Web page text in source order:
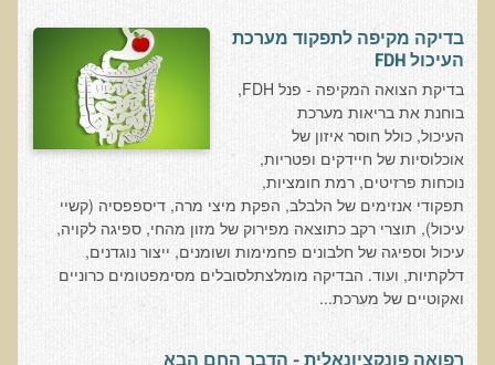
איפה נמצא ד"ר תל-אורן
אקופוליטן רשת בינ"ל לבריאות האדם והסביבה
מיהו ד"ר עדיאל תל-אורן
הארגון למזעור החשיפה האלקטרומגנטית
מרפ"י - המרכז לרפואה פונקציונאלית בישראל
הארגון העולמי לבריאות נפשית פונקציונאלית
בדיקה מקיפה לתפקוד מערכת
העיכול FDH
בדיקת הצואה המקיפה - פנל FDH,
בוחנת את בריאות מערכת
העיכול, כולל חוסר איזון של
אוכלוסיות של חיידקים ופטריות,
נוכחות פרזיטים, רמת חומציות,
תפקודי אנזימים של הלבלב, הפקת מיצי מרה, דיספפסיה (קשיי
עיכול), תוצרי רקב כתוצאה מפירוק של מזון מהחי, ספיגה לקויה,
עיכול וספיגה של חלבונים פחמימות ושומנים, ייצור נוגדנים,
דלקתיות, ועוד. הבדיקה מומלצתלסובלים מסימפטומים כרוניים
ואקוטיים של מערכת...
רפואה פונקציונאלית - הדבר החם הבא